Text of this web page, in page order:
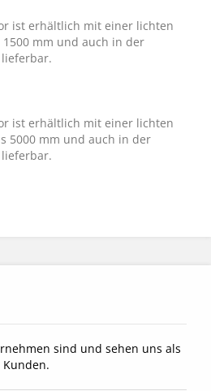
ist erhältlich mit einer lichten
mm und auch in der
ist erhältlich mit einer lichten
5000 mm und auch in der
sind und sehen uns als